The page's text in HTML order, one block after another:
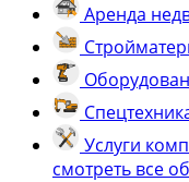
Аренда
Услуги
смотреть все